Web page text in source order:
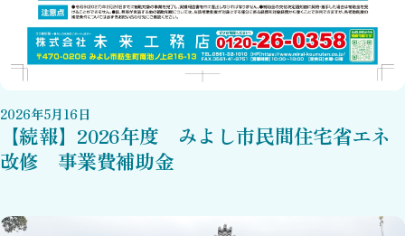
2026年5月16日
【続報】2026年度 みよし市民間住宅省エネ
改修 事業費補助金